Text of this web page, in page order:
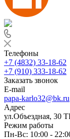
Телефоны
+7 (4832) 33-18-62
+7 (910) 333-18-62
Заказать звонок
E-mail
papa-karlo32@bk.ru
Адрес
ул.Объездная,
Режим работы
Пн-Вс: 10:00 -